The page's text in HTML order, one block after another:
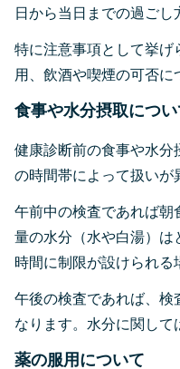
日から当日までの過ごし
特に注意事項として挙げ
用、飲酒や喫煙の可否に
食事や水分摂取につい
健康診断前の食事や水分
の時間帯によって扱いが
午前中の検査であれば朝
量の水分（水や白湯）は
時間に制限が設けられる
午後の検査であれば、検
なります。水分に関して
薬の服用について